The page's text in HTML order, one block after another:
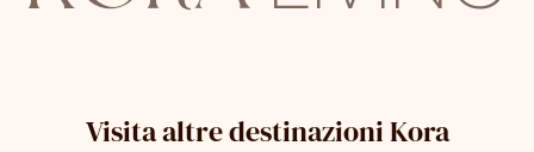
Visita altre destinazioni Kora